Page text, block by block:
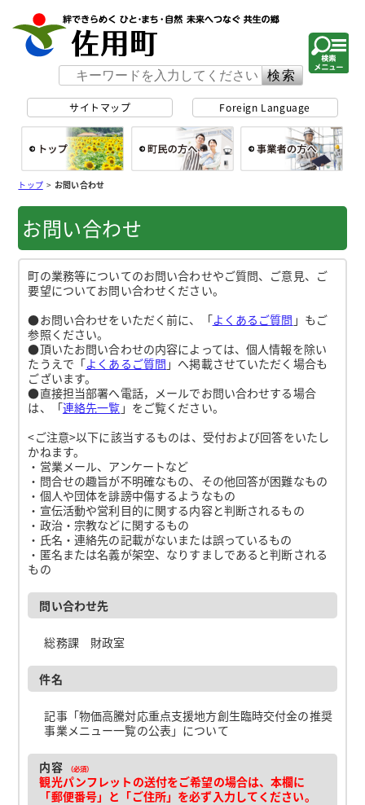
サイトマップ Foreign Language
トップ>お問い合わせ
お問い合わせ
町の業務等についてのお問い合わせやご質問、ご意見、ご
要望についてお問い合わせください。
●お問い合わせをいただく前に、「よくあるご質問 」もご
参照ください。
●頂いたお問い合わせの内容によっては、個人情報を除い
たうえで「よくあるご質問 」へ掲載させていただく場合も
ございます。
●直接担当部署へ電話，メールでお問い合わせする場合
は、「連絡先一覧 」をご覧ください。
<ご注意>以下に該当するものは、受付および回答をいたし
かねます。
・営業メール、アンケートなど
・問合せの趣旨が不明確なもの、その他回答が困難なもの
・個人や団体を誹謗中傷するようなもの
・宣伝活動や営利目的に関する内容と判断されるもの
・政治・宗教などに関するもの
・氏名・連絡先の記載がないまたは誤っているもの
・匿名または名義が架空、なりすましであると判断される
もの
問い合わせ先
総務課 財政室
件名
記事「物価高騰対応重点支援地方創生臨時交付金の推奨
事業メニュー一覧の公表」について
内容 （必須）
観光パンフレットの送付をご希望の場合は、本欄に
「郵便番号」と「ご住所」を必ず入力してください。